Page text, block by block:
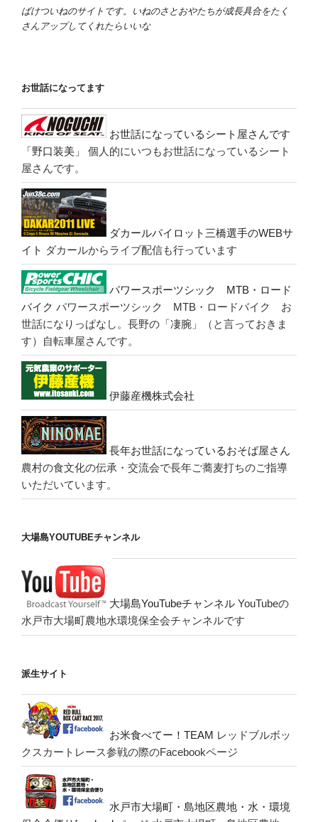
ばけついねのサイトです。いねのさとおやたちが成長具合をたく
さんアップしてくれたらいいな
お世話になってます
お世話になっているシート屋さんです
「野口装美」
個人的にいつもお世話になっているシート
屋さんです。
ダカールパイロット三橋選手のWEBサ
イト ダカールからライブ配信も行っています
パワースポーツシック MTB・ロード
バイク パワースポーツシック MTB・ロードバイク お
世話になりっぱなし。長野の「凄腕」（と言っておきま
す）自転車屋さんです。
伊藤産機株式会社
長年お世話になっているおそば屋さん
農村の食文化の伝承・交流会で長年ご蕎麦打ちのご指導
いただいています。
大場島YOUTUBEチャンネル
大場島YouTubeチャンネル YouTubeの
水戸市大場町農地水環境保全会チャンネルです
派生サイト
お米食べてー！TEAM レッドブルボッ
クスカートレース参戦の際のFacebookページ
水戸市大場町・島地区農地・水・環境